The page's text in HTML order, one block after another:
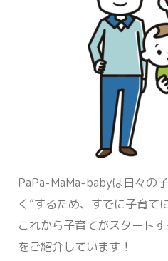
PaPa-MaMa-babyは日々の
く”するため、すでに子育て
これから子育てがスタート
をご紹介しています！